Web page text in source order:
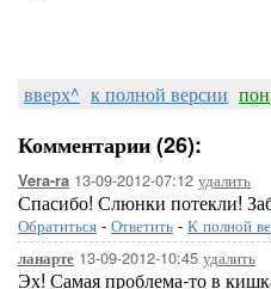
вверх^ к полной версии
Комментарии (26):
Vera-ra 13-09-2012-07:12 удалить
Спасибо! Слюнки потекли!
Обратиться - Ответить - К полной
ланарте 13-09-2012-10:45 удалить
Эх! Самая проблема-то в